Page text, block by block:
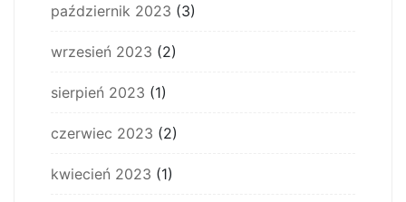
październik 2023 (3)
wrzesień 2023 (2)
sierpień 2023 (1)
czerwiec 2023 (2)
kwiecień 2023 (1)